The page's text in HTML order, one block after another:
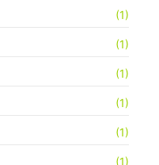
(1)
(1)
(1)
(1)
(1)
(1)